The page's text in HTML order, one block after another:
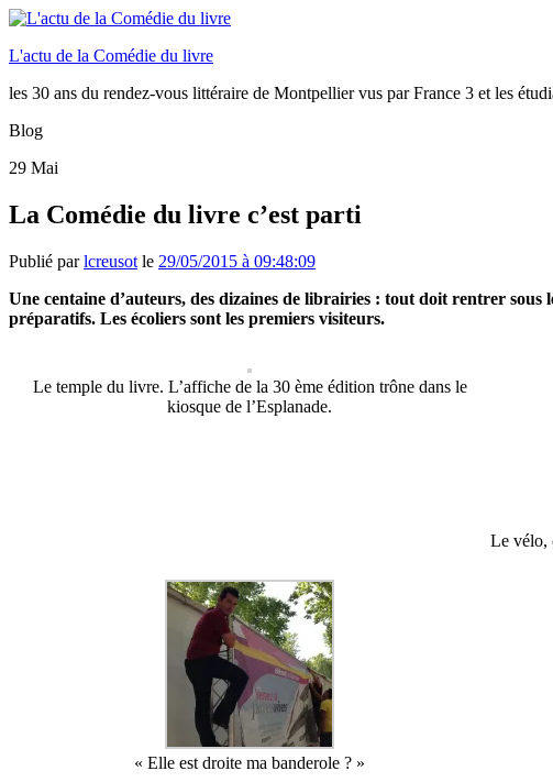
L'actu de la Comédie du livre
les 30 ans du rendez-vous littéraire de Montpellier vus par France 3 et les
Blog
29 Mai
La Comédie du livre c’est parti
Publié parlcreusot le 29/05/2015 à 09:48:09
Une centaine d’auteurs, des dizaines de librairies : tout doit rentrer sous
préparatifs. Les écoliers sont les premiers visiteurs.
Le temple du livre. L’affiche de la 30 ème édition trône dans le
kiosque de l’Esplanade.
Le vélo,
« Elle est droite ma banderole ? »